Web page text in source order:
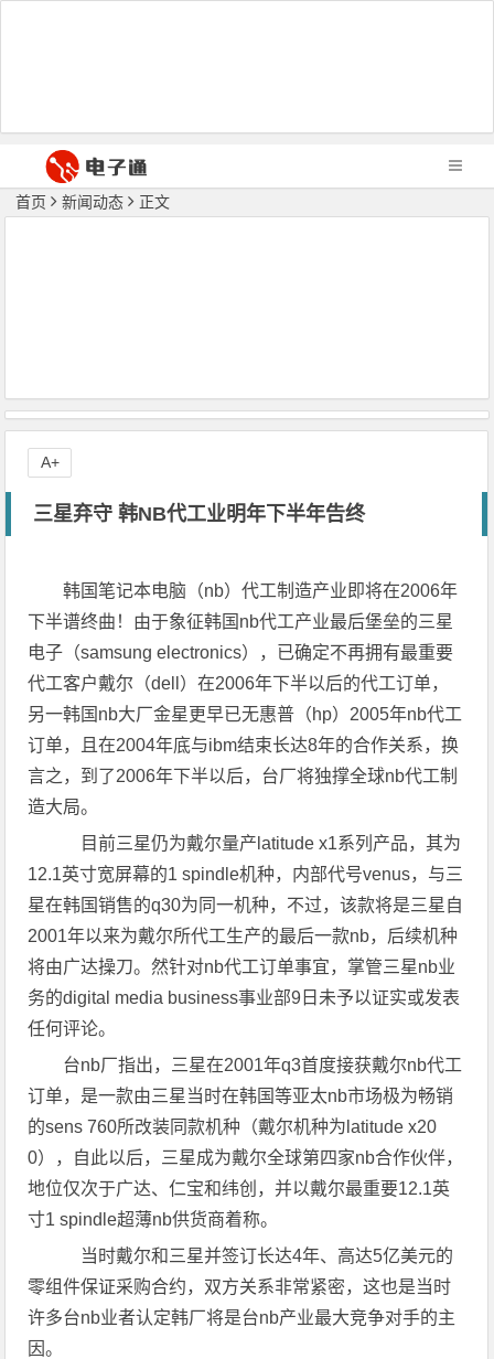
首页 新闻动态 正文
三星弃守 韩NB代工业明年下半年告终
韩国笔记本电脑（nb）代工制造产业即将在2006年
下半谱终曲！由于象征韩国nb代工产业最后堡垒的三星
电子（samsung electronics），已确定不再拥有最重要
代工客户戴尔（dell）在2006年下半以后的代工订单，
另一韩国nb大厂金星更早已无惠普（hp）2005年nb代工
订单，且在2004年底与ibm结束长达8年的合作关系，换
言之，到了2006年下半以后，台厂将独撑全球nb代工制
造大局。
目前三星仍为戴尔量产latitude x1系列产品，其为
12.1英寸宽屏幕的1 spindle机种，内部代号venus，与三
星在韩国销售的q30为同一机种，不过，该款将是三星自
2001年以来为戴尔所代工生产的最后一款nb，后续机种
将由广达操刀。然针对nb代工订单事宜，掌管三星nb业
务的digital media business事业部9日未予以证实或发表
任何评论。
台nb厂指出，三星在2001年q3首度接获戴尔nb代工
订单，是一款由三星当时在韩国等亚太nb市场极为畅销
的sens 760所改装同款机种（戴尔机种为latitude x20
0），自此以后，三星成为戴尔全球第四家nb合作伙伴，
地位仅次于广达、仁宝和纬创，并以戴尔最重要12.1英
寸1 spindle超薄nb供货商着称。
当时戴尔和三星并签订长达4年、高达5亿美元的
零组件保证采购合约，双方关系非常紧密，这也是当时
许多台nb业者认定韩厂将是台nb产业最大竞争对手的主
因。
A+